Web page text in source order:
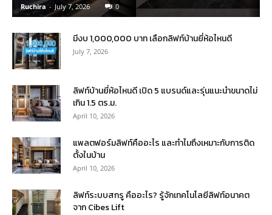
Ruchira - July 7, 2026 0
มีงบ 1,000,000 บาท เลือกลิฟท์บ้านยี่ห้อไหนดี
July 7, 2026
ลิฟท์บ้านยี่ห้อไหนดี เปิด 5 แบรนด์และรุ่นแนะนำขนาดไม่
เกิน 1.5 ตร.ม.
April 10, 2026
แพลตฟอร์มลิฟท์คืออะไร และทำไมถึงเหมาะกับการติด
ตั้งในบ้าน
April 10, 2026
ลิฟท์ระบบสกรู คืออะไร? รู้จักเทคโนโลยีลิฟท์อนาคต
จาก Cibes Lift